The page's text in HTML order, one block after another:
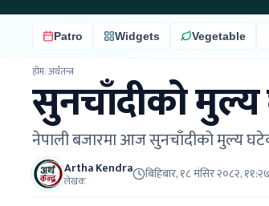
Patro Widgets Vegetable
होम/अर्थतन्त्र
सुनचाँदीको मुल्य
नेपाली बजारमा आज सुनचाँदीको मुल्य
Artha Kendra
लेखक बिहिबार, १८ मंसिर २०८२,